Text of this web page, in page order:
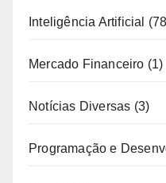
Inteligência Artificial
Mercado Financeiro (1)
Notícias Diversas (3)
Programação e